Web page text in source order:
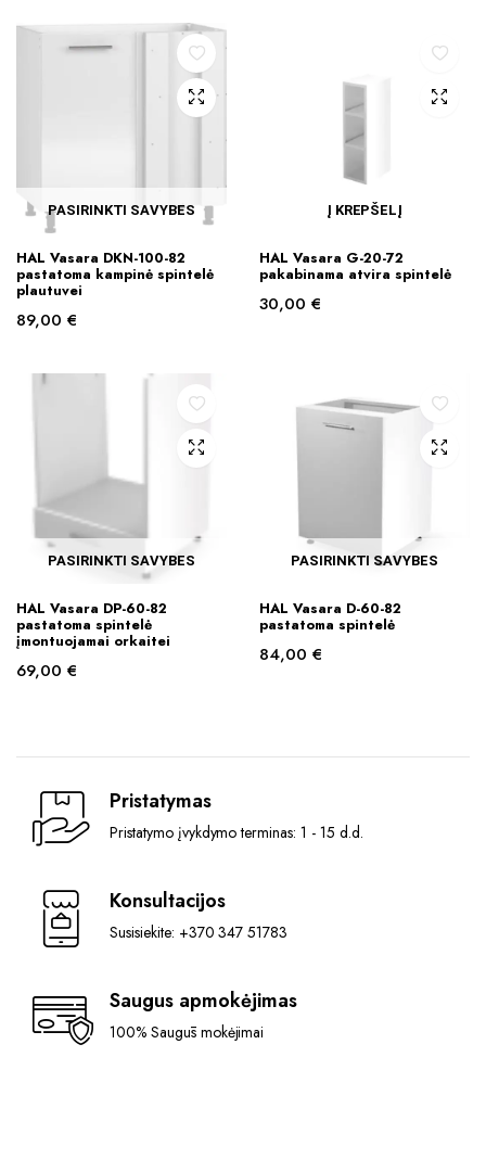
PASIRINKTI SAVYBES
product
has
multiple
The
on
product
HAL Vasara DKN-100-82
pastatoma kampinė spintelė
plautuvei
89,00 €
Į KREPŠELĮ
HAL Vasara G-20-72
pakabinama atvira spintelė
30,00 €
PASIRINKTI SAVYBES
product
has
multiple
options
chosen
product
page
HAL Vasara DP-60-82
pastatoma spintelė
įmontuojamai orkaitei
69,00 €
PASIRINKTI SAVYBES
product
has
options
chosen
page
HAL Vasara D-60-82
pastatoma spintelė
84,00 €
Pristatymas
Pristatymo įvykdymo terminas: 1 - 15 d.d.
Konsultacijos
Susisiekite: +370 347 51783
Saugus apmokėjimas
100% Saugūs mokėjimai